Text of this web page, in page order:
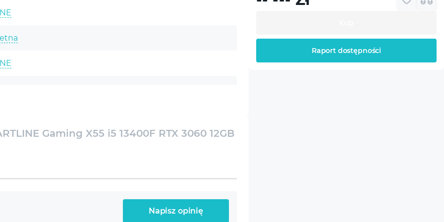
ARGB
M.2 NVMe SSD
Gaming X55 i5 13400F RTX 3060 12GB
Napisz opinię
Raport dostępności